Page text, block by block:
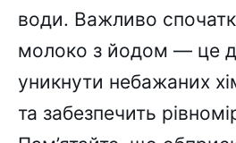
води. Важливо
молоко з йодом — це
уникнути небажаних
та забезпечить